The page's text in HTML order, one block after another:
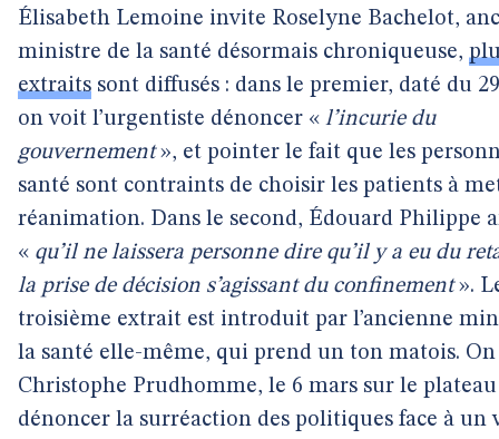
Élisabeth Lemoine invite Roselyne Bachelot,
ministre de la santé désormais chroniqueuse,
extraits sont diffusés : dans le premier, daté du
on voit l’urgentiste dénoncer « l’incurie du
gouvernement», et pointer le fait que les
santé sont contraints de choisir les patients à
réanimation. Dans le second, Édouard Philippe
« qu’il ne laissera personne dire qu’il y a eu du
la prise de décision s’agissant du confinement».
troisième extrait est introduit par l’ancienne
la santé elle-même, qui prend un ton matois.
Christophe Prudhomme, le 6 mars sur le
dénoncer la surréaction des politiques face à un